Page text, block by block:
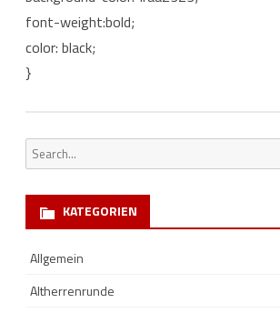
font-weight:bold;
color: black;
}
Search
for:
KATEGORIEN
Allgemein
Altherrenrunde